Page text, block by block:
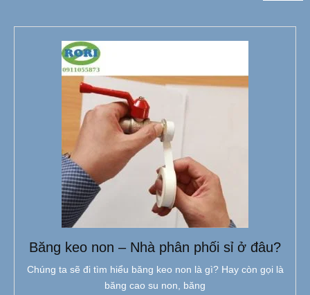
Băng keo non – Nhà phân phối sỉ ở đâu?
Chúng ta sẽ đi tìm hiểu băng keo non là gì? Hay còn gọi là
băng cao su non, băng